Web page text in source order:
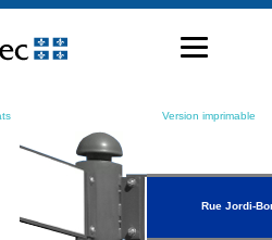
Version imprimable
Rue Jordi-